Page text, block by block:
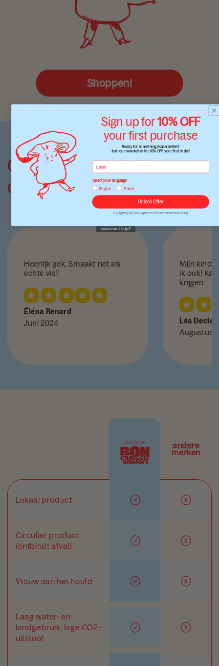
Shoppen!
Geloof ons niet zomaar
op ONS WOORD
Heerlijk gek. Smaakt net als
echte vis!!
Éléna Renard
Juni 2024
Mijn
ik ook!
krijgen
Léa
Augustus
andere
merken
Lokaal product
Circulair product
(ontbindt afval)
Vrouw aan het hoofd
Laag water- en
landgebruik, lage CO2-
uitstoot
Sign up for10% OFF
your first purchase
Ready for something Mush better?
Join our newsletter for 10% OFF your first order!
Select your language
English
Dutch
Unlock Offer
By signing up, you agree to receive email marketing